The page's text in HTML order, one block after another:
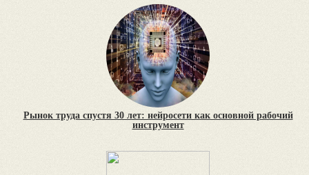
Рынок труда спустя 30 лет: нейросети как основной рабочий
инструмент